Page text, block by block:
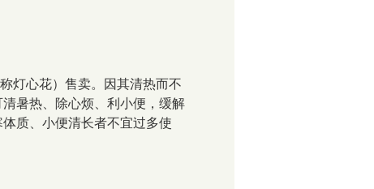
灯心花）售卖。因其清热而不
暑热、除心烦、利小便，缓解
质、小便清长者不宜过多使